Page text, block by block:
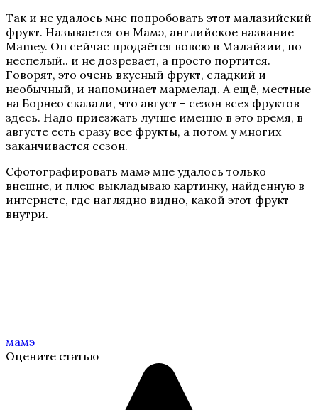
Так и не удалось мне попробовать этот малазийский
фрукт. Называется он Мамэ, английское название
Mamey. Он сейчас продаётся вовсю в Малайзии, но
неспелый.. и не дозревает, а просто портится.
Говорят, это очень вкусный фрукт, сладкий и
необычный, и напоминает мармелад. А ещё, местные
на Борнео сказали, что август – сезон всех фруктов
здесь. Надо приезжать лучше именно в это время, в
августе есть сразу все фрукты, а потом у многих
заканчивается сезон.
Сфотографировать мамэ мне удалось только
внешне, и плюс выкладываю картинку, найденную в
интернете, где наглядно видно, какой этот фрукт
внутри.
мамэ
Оцените статью